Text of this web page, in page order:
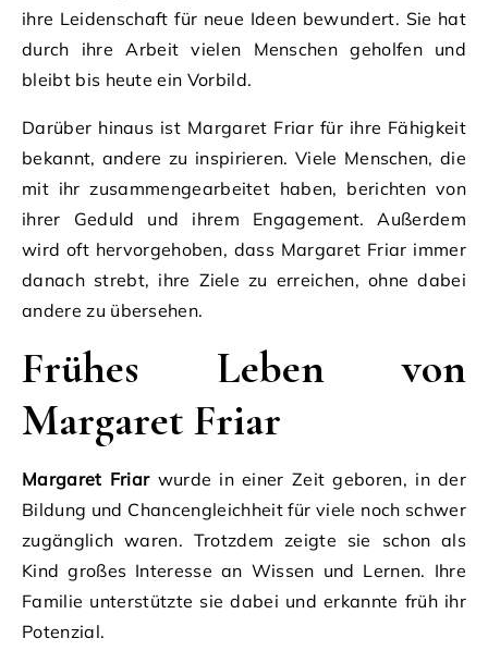
ihre Leidenschaft für neue Ideen bewundert. Sie hat
durch ihre Arbeit vielen Menschen geholfen und
bleibt bis heute ein Vorbild.
Darüber hinaus ist Margaret Friar für ihre Fähigkeit
bekannt, andere zu inspirieren. Viele Menschen, die
mit ihr zusammengearbeitet haben, berichten von
ihrer Geduld und ihrem Engagement. Außerdem
wird oft hervorgehoben, dass Margaret Friar immer
danach strebt, ihre Ziele zu erreichen, ohne dabei
andere zu übersehen.
Frühes Leben von
Margaret Friar
Margaret Friarwurde in einer Zeit geboren, in der
Bildung und Chancengleichheit für viele noch schwer
zugänglich waren. Trotzdem zeigte sie schon als
Kind großes Interesse an Wissen und Lernen. Ihre
Familie unterstützte sie dabei und erkannte früh ihr
Potenzial.